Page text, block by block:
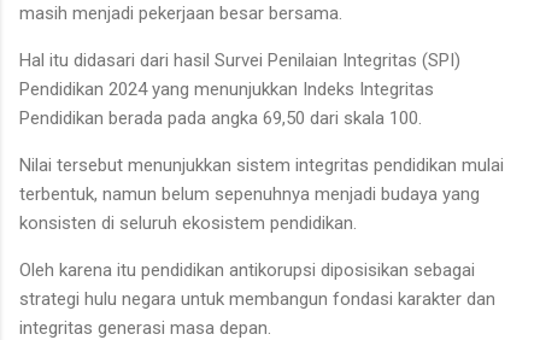
masih menjadi pekerjaan besar bersama.
Hal itu didasari dari hasil Survei Penilaian Integritas (SPI)
Pendidikan 2024 yang menunjukkan Indeks Integritas
Pendidikan berada pada angka 69,50 dari skala 100.
Nilai tersebut menunjukkan sistem integritas pendidikan mulai
terbentuk, namun belum sepenuhnya menjadi budaya yang
konsisten di seluruh ekosistem pendidikan.
Oleh karena itu pendidikan antikorupsi diposisikan sebagai
strategi hulu negara untuk membangun fondasi karakter dan
integritas generasi masa depan.